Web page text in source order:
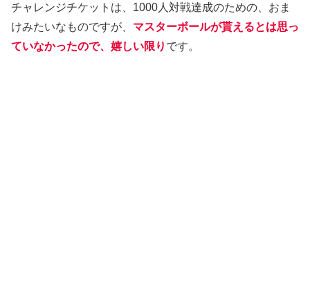
チャレンジチケットは、1000人対戦達成のための、おま
けみたいなものですが、 マスターボールが貰えるとは思っ
ていなかったので、嬉しい限り です。